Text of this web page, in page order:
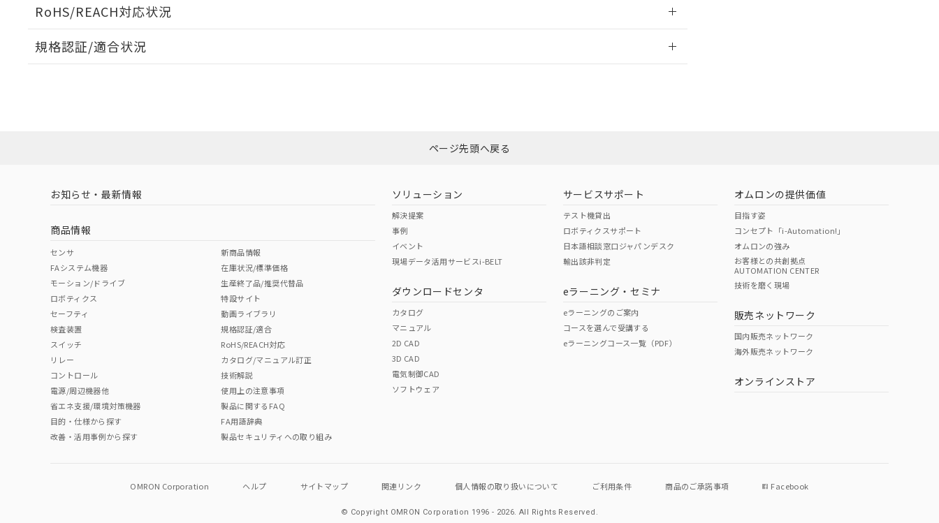
RoHS/REACH対応状況
EU RoHS 注意事項・凡例
ダウンロードはこちら
中国 RoHS 注意事項・凡例
中国 RoHS表
Pb Hg Cr(VI)
O O
"対応済み"や非含有の記載がされた商品であっても、流通在庫等で未対応品が混在する可能性があります。
非含有品が必要な際は、弊社営業部門もしくは販売店へお問い合わせください。
規格認証/適合状況
ページ先頭へ戻る
お知らせ・最新情報
商品情報
センサ
FAシステム機器
モーション/ドライブ
ロボティクス
セーフティ
検査装置
スイッチ
リレー
コントロール
電源/周辺機器他
省エネ支援/環境対策機器
目的・仕様から探す
改善・活用事例から探す
新商品情報
在庫状況/標準価格
生産終了品/推奨代替品
特設サイト
動画ライブラリ
規格認証/適合
RoHS/REACH対応
カタログ/マニュアル訂正
技術解説
使用上の注意事項
製品に関するFAQ
FA用語辞典
製品セキュリティへの取り組み
ソリューション
解決提案
事例
イベント
現場データ活用サービスi-BELT
ダウンロードセンタ
カタログ
マニュアル
2D CAD
3D CAD
電気制御CAD
ソフトウェア
サービスサポート
テスト機貸出
ロボティクスサポート
日本語相談窓口ジャパンデスク
輸出該非判定
eラーニング・セミナ
eラーニングのご案内
コースを選んで受講する
eラーニングコース一覧（PDF）
オムロンの提供価値
目指す姿
コンセプト「i-Automation!」
オムロンの強み
お客様との共創拠点
AUTOMATION CENTER
技術を磨く現場
販売ネットワーク
国内販売ネットワーク
海外販売ネットワーク
オンラインストア
OMRON Corporation ヘルプ サイトマップ 関連リンク 個人情報の取り扱いについて ご利用条件 商品のご承諾事項 Facebook
© Copyright OMRON Corporation 1996 - 2026.All Rights Reserved.